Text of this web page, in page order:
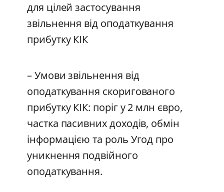
для цілей застосування
звільнення від оподаткування
прибутку КІК
– Умови звільнення від
оподаткування скоригованого
прибутку КІК: поріг у 2 млн євро,
частка пасивних доходів, обмін
інформацією та роль Угод про
уникнення подвійного
оподаткування.